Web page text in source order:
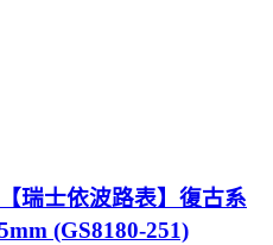
瑞士依波路表】復古系
(GS8180-251)